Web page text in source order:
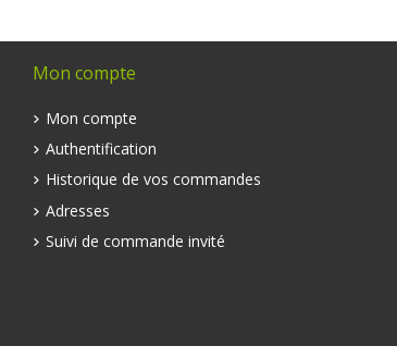
Mon compte
Mon compte
Authentification
Historique de vos commandes
Adresses
Suivi de commande invité